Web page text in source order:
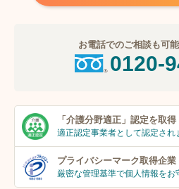
お電話でのご相談も可
0120-
「介護分野適正」 認定を取得
適正認定事業者として認定され
プライバシーマーク取得企業
厳密な管理基準で個人情報をお